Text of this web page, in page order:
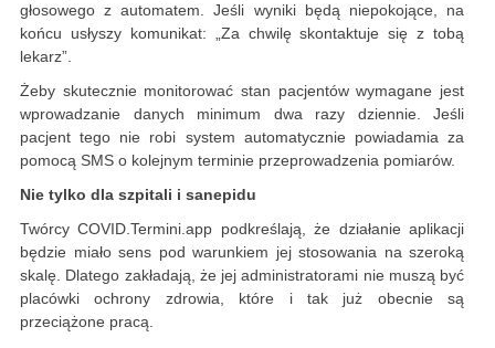
głosowego z automatem. Jeśli wyniki będą niepokojące, na
końcu usłyszy komunikat: „Za chwilę skontaktuje się z tobą
lekarz”.
Żeby skutecznie monitorować stan pacjentów wymagane jest
wprowadzanie danych minimum dwa razy dziennie. Jeśli
pacjent tego nie robi system automatycznie powiadamia za
pomocą SMS o kolejnym terminie przeprowadzenia pomiarów.
Nie tylko dla szpitali i sanepidu
Twórcy COVID.Termini.app podkreślają, że działanie aplikacji
będzie miało sens pod warunkiem jej stosowania na szeroką
skalę. Dlatego zakładają, że jej administratorami nie muszą być
placówki ochrony zdrowia, które i tak już obecnie są
przeciążone pracą.